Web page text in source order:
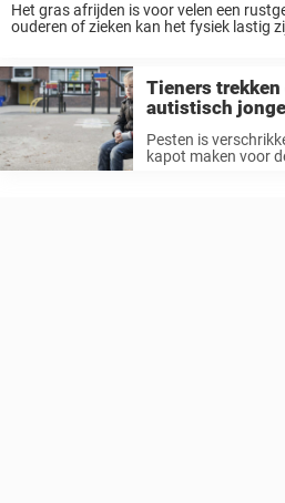
Het gras afrijden is voor velen een
ouderen of zieken kan het fysiek lastig
Tieners
autistisch
plaatsen
internet
Pesten is
kapot maken voor